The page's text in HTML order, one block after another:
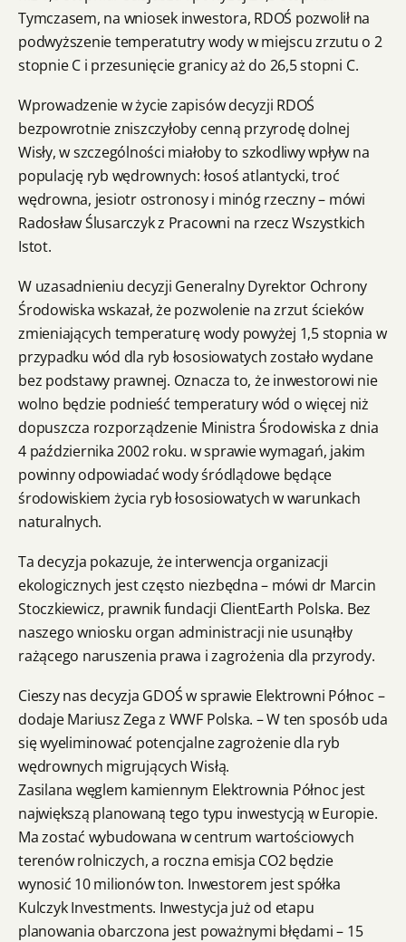
Tymczasem, na wniosek inwestora, RDOŚ pozwolił na
podwyższenie temperatutry wody w miejscu zrzutu o 2
stopnie C i przesunięcie granicy aż do 26,5 stopni C.
Wprowadzenie w życie zapisów decyzji RDOŚ
bezpowrotnie zniszczyłoby cenną przyrodę dolnej
Wisły, w szczególności miałoby to szkodliwy wpływ na
populację ryb wędrownych: łosoś atlantycki, troć
wędrowna, jesiotr ostronosy i minóg rzeczny – mówi
Radosław Ślusarczyk z Pracowni na rzecz Wszystkich
Istot.
W uzasadnieniu decyzji Generalny Dyrektor Ochrony
Środowiska wskazał, że pozwolenie na zrzut ścieków
zmieniających temperaturę wody powyżej 1,5 stopnia w
przypadku wód dla ryb łososiowatych zostało wydane
bez podstawy prawnej. Oznacza to, że inwestorowi nie
wolno będzie podnieść temperatury wód o więcej niż
dopuszcza rozporządzenie Ministra Środowiska z dnia
4 października 2002 roku. w sprawie wymagań, jakim
powinny odpowiadać wody śródlądowe będące
środowiskiem życia ryb łososiowatych w warunkach
naturalnych.
Ta decyzja pokazuje, że interwencja organizacji
ekologicznych jest często niezbędna – mówi dr Marcin
Stoczkiewicz, prawnik fundacji ClientEarth Polska. Bez
naszego wniosku organ administracji nie usunąłby
rażącego naruszenia prawa i zagrożenia dla przyrody.
Cieszy nas decyzja GDOŚ w sprawie Elektrowni Północ –
dodaje Mariusz Zega z WWF Polska. – W ten sposób uda
się wyeliminować potencjalne zagrożenie dla ryb
wędrownych migrujących Wisłą.
Zasilana węglem kamiennym Elektrownia Północ jest
największą planowaną tego typu inwestycją w Europie.
Ma zostać wybudowana w centrum wartościowych
terenów rolniczych, a roczna emisja CO2 będzie
wynosić 10 milionów ton. Inwestorem jest spółka
Kulczyk Investments. Inwestycja już od etapu
planowania obarczona jest poważnymi błędami – 15